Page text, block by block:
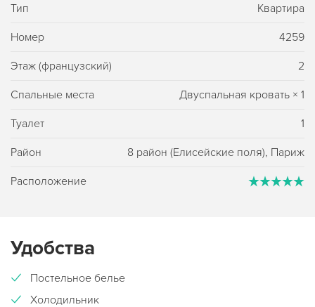
Тип Квартира
Номер 4259
Этаж (французский) 2
Спальные места Двуспальная кровать × 1
Туалет 1
Район 8 район (Елисейские поля), Париж
Расположение
Удобства
Постельное белье
Холодильник